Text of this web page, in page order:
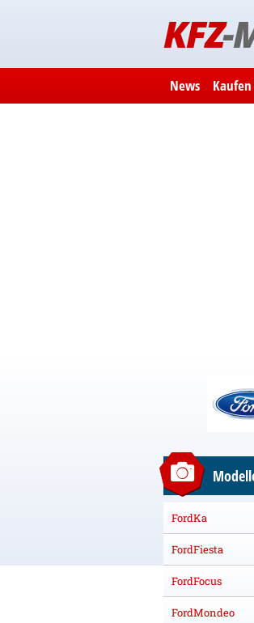
KFZ-
News
FordKa
FordFiesta
FordFocus
FordMondeo